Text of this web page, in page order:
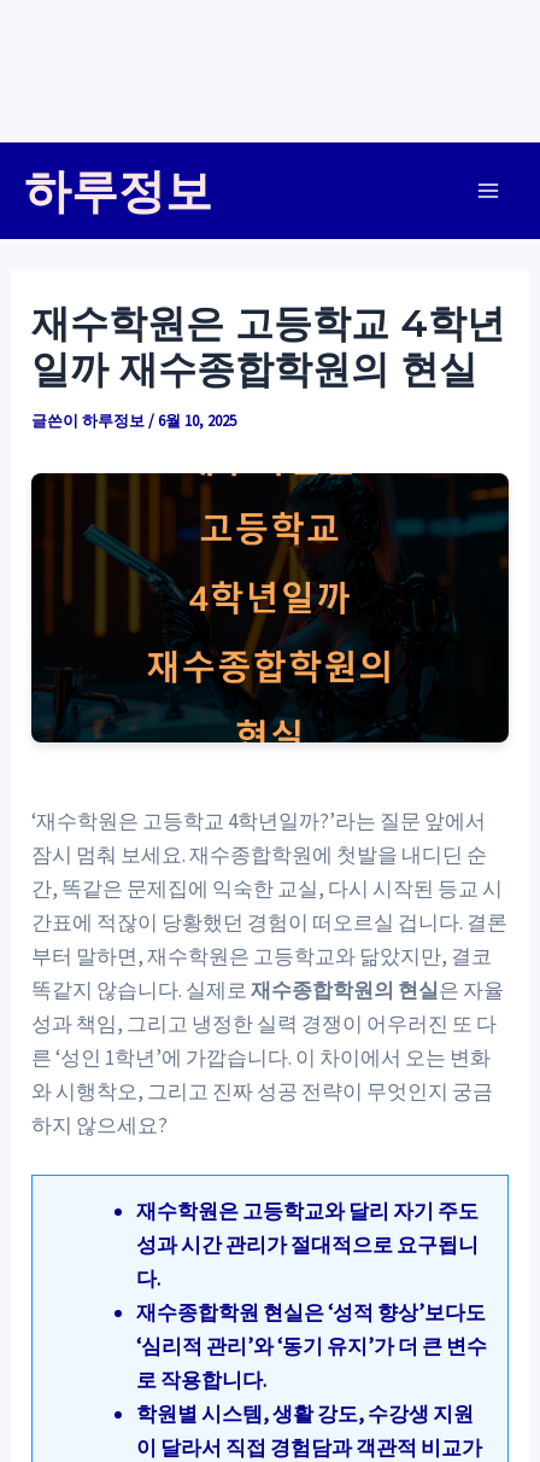
하루정보
재수학원은 고등학교 4학년
일까 재수종합학원의 현실
글쓴이하루정보/6월 10, 2025
‘재수학원은 고등학교 4학년일까?’라는 질문 앞에서
잠시 멈춰 보세요. 재수종합학원에 첫발을 내디딘 순
간, 똑같은 문제집에 익숙한 교실, 다시 시작된 등교 시
간표에 적잖이 당황했던 경험이 떠오르실 겁니다. 결론
부터 말하면, 재수학원은 고등학교와 닮았지만, 결코
똑같지 않습니다. 실제로재수종합학원의 현실은 자율
성과 책임, 그리고 냉정한 실력 경쟁이 어우러진 또 다
른 ‘성인 1학년’에 가깝습니다. 이 차이에서 오는 변화
와 시행착오, 그리고 진짜 성공 전략이 무엇인지 궁금
하지 않으세요?
재수학원은 고등학교와 달리 자기 주도
성과 시간 관리가 절대적으로 요구됩니
다.
재수종합학원 현실은 ‘성적 향상’보다도
‘심리적 관리’와 ‘동기 유지’가 더 큰 변수
로 작용합니다.
학원별 시스템, 생활 강도, 수강생 지원
이 달라서 직접 경험담과 객관적 비교가